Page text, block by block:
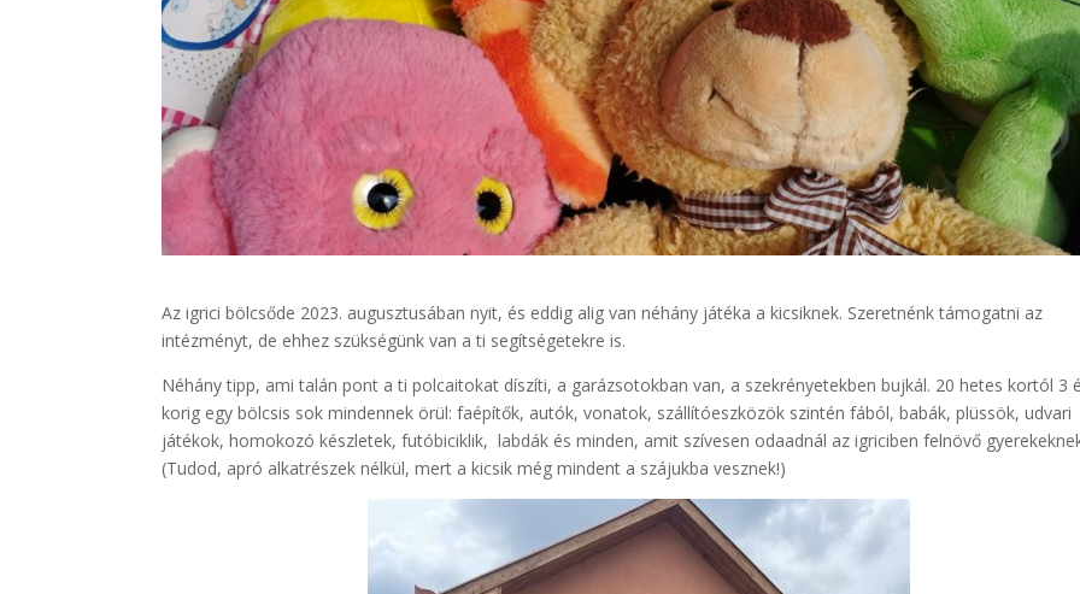
Az igrici bölcsőde 2023. augusztusában nyit, és eddig alig van néhány játéka a kicsiknek. Szeretnénk támogatni az
intézményt, de ehhez szükségünk van a ti segítségetekre is.
Néhány tipp, ami talán pont a ti polcaitokat díszíti, a garázsotokban van, a szekrényetekben bujkál. 20 hetes kortól 3
korig egy bölcsis sok mindennek örül: faépítők, autók, vonatok, szállítóeszközök szintén fából, babák, plüssök, udvari
játékok, homokozó készletek, futóbiciklik, labdák és minden, amit szívesen odaadnál az igriciben felnövő
(Tudod, apró alkatrészek nélkül, mert a kicsik még mindent a szájukba vesznek!)